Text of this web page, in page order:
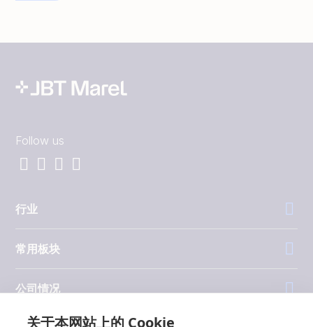
关于本网站上的 Cookie
Follow us
行业
常用板块
公司情况